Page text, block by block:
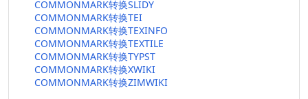
COMMONMARK转换SLIDY
COMMONMARK转换TEI
COMMONMARK转换TEXINFO
COMMONMARK转换TEXTILE
COMMONMARK转换TYPST
COMMONMARK转换XWIKI
COMMONMARK转换ZIMWIKI